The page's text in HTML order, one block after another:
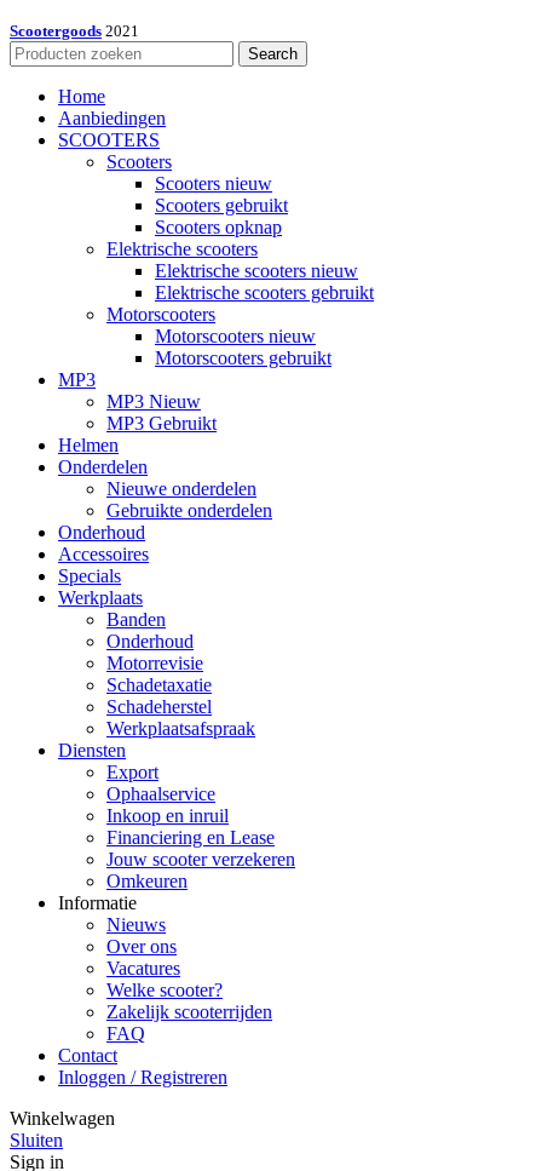
Scootergoods 2021
Search
Home
Aanbiedingen
SCOOTERS
Scooters
Scooters nieuw
Scooters gebruikt
Scooters opknap
Elektrische scooters
Elektrische scooters nieuw
Elektrische scooters gebruikt
Motorscooters
Motorscooters nieuw
Motorscooters gebruikt
MP3
MP3 Nieuw
MP3 Gebruikt
Helmen
Onderdelen
Nieuwe onderdelen
Gebruikte onderdelen
Onderhoud
Accessoires
Specials
Werkplaats
Banden
Onderhoud
Motorrevisie
Schadetaxatie
Schadeherstel
Werkplaatsafspraak
Diensten
Export
Ophaalservice
Inkoop en inruil
Financiering en Lease
Jouw scooter verzekeren
Omkeuren
Informatie
Nieuws
Over ons
Vacatures
Welke scooter?
Zakelijk scooterrijden
FAQ
Contact
Inloggen / Registreren
Winkelwagen
Sluiten
Sign in